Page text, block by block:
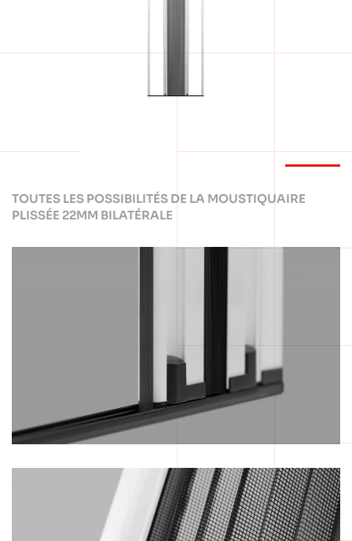
TOUTES LES POSSIBILITÉS DE LA MOUSTIQUAIRE
PLISSÉE 22MM BILATÉRALE